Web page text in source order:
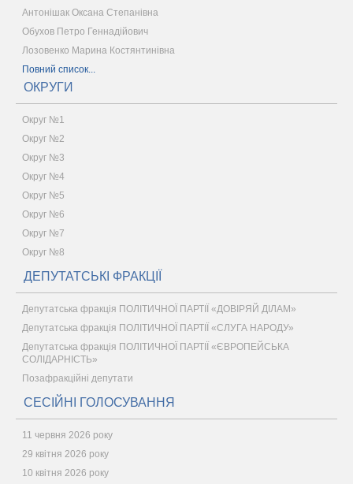
Антонішак Оксана Степанівна
Обухов Петро Геннадійович
Лозовенко Марина Костянтинівна
Повний список...
ОКРУГИ
Округ №1
Округ №2
Округ №3
Округ №4
Округ №5
Округ №6
Округ №7
Округ №8
ДЕПУТАТСЬКІ ФРАКЦІЇ
Депутатська фракція ПОЛІТИЧНОЇ ПАРТІЇ «ДОВІРЯЙ ДІЛАМ»
Депутатська фракція ПОЛІТИЧНОЇ ПАРТІЇ «СЛУГА НАРОДУ»
Депутатська фракція ПОЛІТИЧНОЇ ПАРТІЇ «ЄВРОПЕЙСЬКА
СОЛІДАРНІСТЬ»
Позафракційні депутати
СЕСІЙНІ ГОЛОСУВАННЯ
11 червня 2026 року
29 квітня 2026 року
10 квітня 2026 року